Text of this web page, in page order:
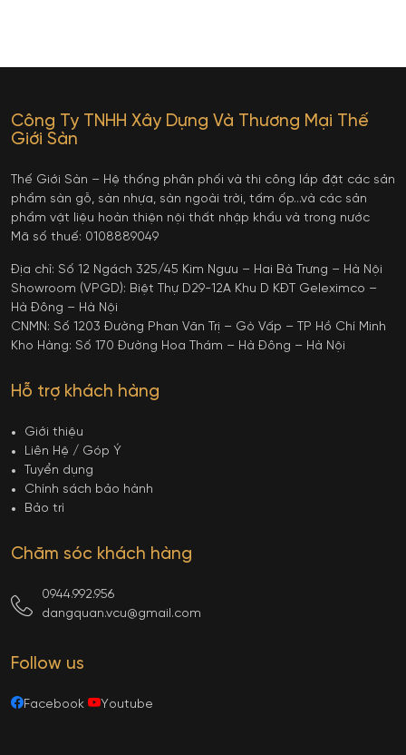
Công Ty TNHH Xây Dựng Và Thương Mại Thế
Giới Sàn
Thế Giới Sàn – Hệ thống phân phối và thi công lắp đặt các sản
phẩm sàn gỗ, sàn nhựa, sàn ngoài trời, tấm ốp…và các sản
phẩm vật liệu hoàn thiện nội thất nhập khẩu và trong nước
Mã số thuế: 0108889049
Địa chỉ: Số 12 Ngách 325/45 Kim Ngưu – Hai Bà Trưng – Hà Nội
Showroom (VPGD): Biệt Thự D29-12A Khu D KĐT Geleximco –
Hà Đông – Hà Nội
CNMN: Số 1203 Đường Phan Văn Trị – Gò Vấp – TP Hồ Chí Minh
Kho Hàng: Số 170 Đường Hoa Thám – Hà Đông – Hà Nội
Hỗ trợ khách hàng
Giới thiệu
Liên Hệ / Góp Ý
Tuyển dụng
Chính sách bảo hành
Bảo trì
Chăm sóc khách hàng
0944.992.956
dangquan.vcu@gmail.com
Follow us
Facebook Youtube